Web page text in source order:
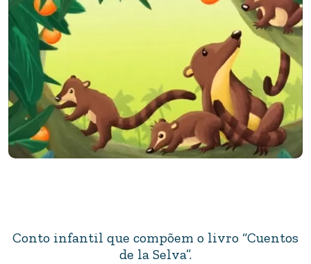
Conto infantil que compõem o livro “Cuentos
de la Selva”.